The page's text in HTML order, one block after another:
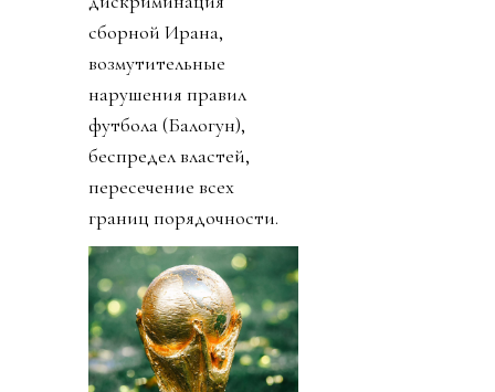
сборной Ирана,
возмутительные
нарушения правил
футбола (Балогун),
беспредел властей,
пересечение всех
границ порядочности.